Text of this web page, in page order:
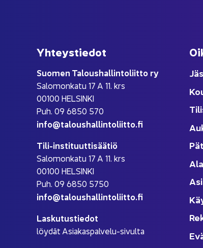
Yh­teys­tie­dot
Suo­men Ta­lous­hal­lin­to­liit­to ry
Sa­lo­mon­ka­tu 17 A 11. krs
00100 HEL­SIN­KI
Puh. 09 6850 570
info@ta­lous­hal­lin­to­liit­to.fi
Tili-​instituuttisäätiö
Sa­lo­mon­ka­tu 17 A 11. krs
00100 HEL­SIN­KI
Puh. 09 6850 5750
info@ta­lous­hal­lin­to­liit­to.fi
Las­ku­tus­tie­dot
löy­dät Asiakaspalvelu-​sivulta